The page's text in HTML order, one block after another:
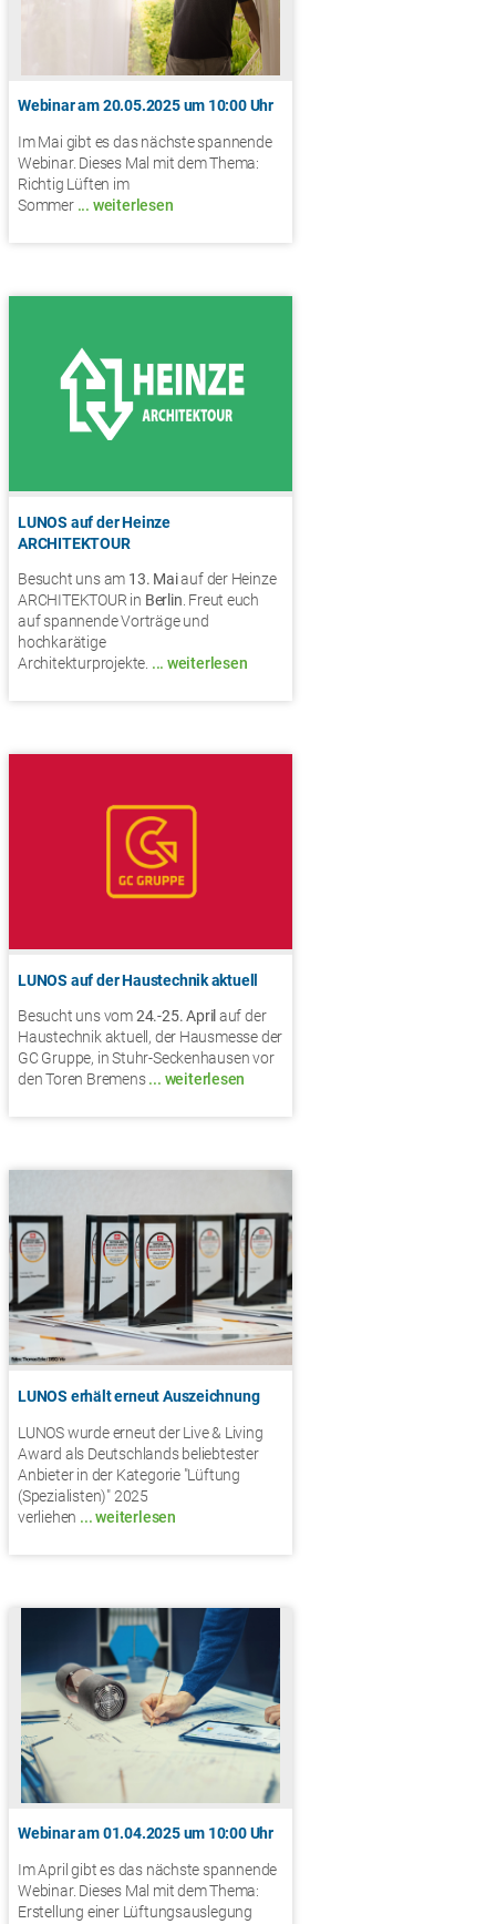
Webinar am 20.05.2025 um 10:00 Uhr
Im Mai gibt es das nächste spannende
Webinar. Dieses Mal mit dem Thema:
Richtig Lüften im
Sommer... weiterlesen
LUNOS auf der Heinze
ARCHITEKTOUR
Besucht uns am 13. Maiauf der Heinze
ARCHITEKTOUR in Berlin. Freut euch
auf spannende Vorträge und
hochkarätige
Architekturprojekte. ... weiterlesen
LUNOS auf der Haustechnik aktuell
Besucht uns vom24.-25. April auf der
Haustechnik aktuell, der Hausmesse der
GC Gruppe, in Stuhr-Seckenhausen vor
den Toren Bremens... weiterlesen
LUNOS erhält erneut Auszeichnung
LUNOS wurde erneut der Live & Living
Award als Deutschlands beliebtester
Anbieter in der Kategorie "Lüftung
(Spezialisten)" 2025
verliehen ... weiterlesen
Webinar am 01.04.2025 um 10:00 Uhr
Im April gibt es das nächste spannende
Webinar. Dieses Mal mit dem Thema:
Erstellung einer Lüftungsauslegung